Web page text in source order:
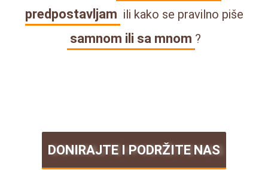
predpostavljam ili kako se pravilno piše
samnom ili sa mnom ?
DONIRAJTE I PODRŽITE NAS